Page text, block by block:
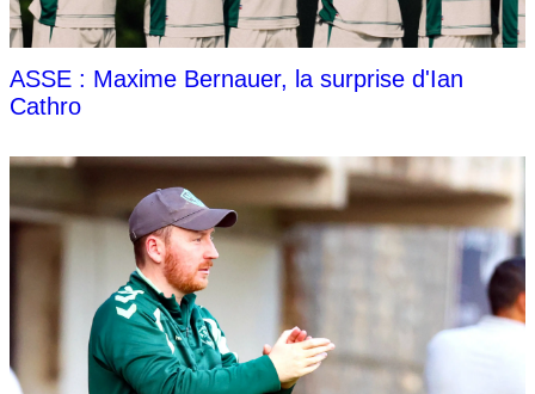
ASSE : Maxime Bernauer, la surprise d'Ian
Cathro